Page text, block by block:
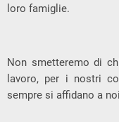
loro famiglie.
Non smetteremo di
lavoro, per i nostri
sempre si affidano a